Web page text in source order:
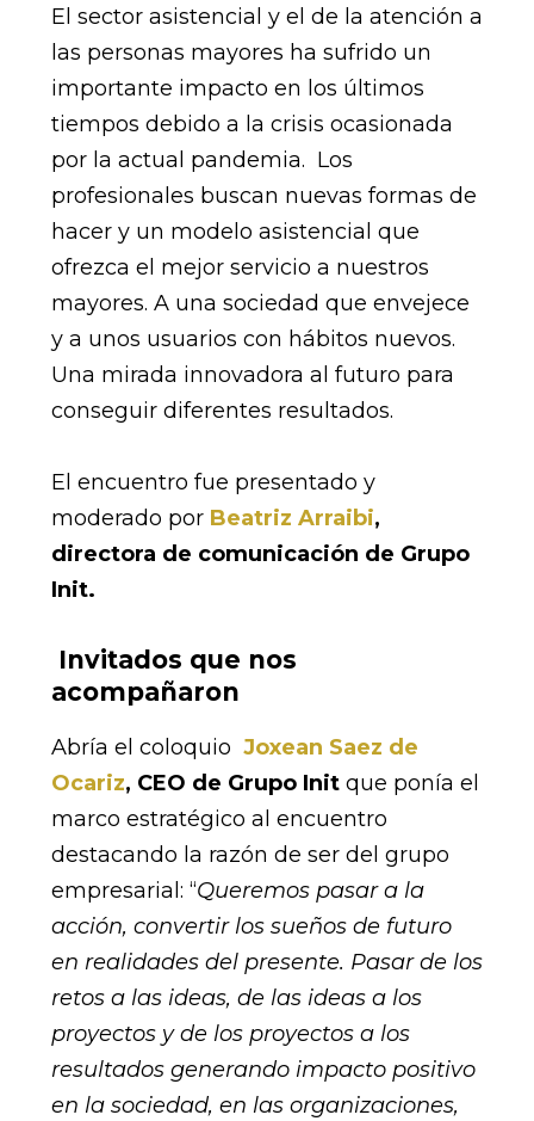
El sector asistencial y el de la atención a
las personas mayores ha sufrido un
importante impacto en los últimos
tiempos debido a la crisis ocasionada
por la actual pandemia. Los
profesionales buscan nuevas formas de
hacer y un modelo asistencial que
ofrezca el mejor servicio a nuestros
mayores. A una sociedad que envejece
y a unos usuarios con hábitos nuevos.
Una mirada innovadora al futuro para
conseguir diferentes resultados.
El encuentro fue presentado y
moderado porBeatriz Arraibi,
directora de comunicación de Grupo
Init.
Invitados que nos
acompañaron
Abría el coloquio Joxean Saez de
Ocariz, CEO de Grupo Initque ponía el
marco estratégico al encuentro
destacando la razón de ser del grupo
empresarial: “Queremos pasar a la
acción, convertir los sueños de futuro
en realidades del presente. Pasar de los
retos a las ideas, de las ideas a los
proyectos y de los proyectos a los
resultados generando impacto positivo
en la sociedad, en las organizaciones,